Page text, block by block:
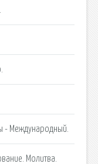
- Международный.
Молитва.